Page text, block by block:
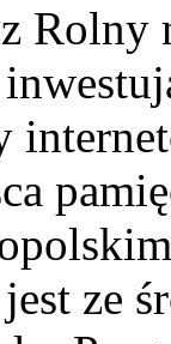
Rolny
jest ze